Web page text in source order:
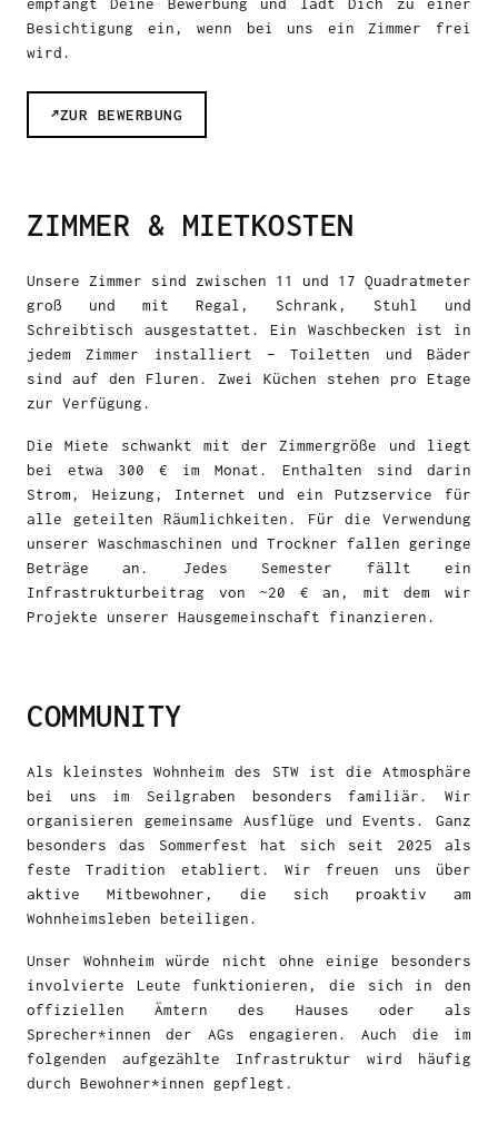
Besichtigung ein, wenn bei uns ein Zimmer frei
wird.
↗ZUR BEWERBUNG
ZIMMER & MIETKOSTEN
Unsere Zimmer sind zwischen 11 und 17 Quadratmeter
groß und mit Regal, Schrank, Stuhl und
Schreibtisch ausgestattet. Ein Waschbecken ist in
jedem Zimmer installiert – Toiletten und Bäder
sind auf den Fluren. Zwei Küchen stehen pro Etage
zur Verfügung.
Die Miete schwankt mit der Zimmergröße und liegt
bei etwa 300 € im Monat. Enthalten sind darin
Strom, Heizung, Internet und ein Putzservice für
alle geteilten Räumlichkeiten. Für die Verwendung
unserer Waschmaschinen und Trockner fallen geringe
Beträge an. Jedes Semester fällt ein
Infrastrukturbeitrag von ~20 € an, mit dem wir
Projekte unserer Hausgemeinschaft finanzieren.
COMMUNITY
Als kleinstes Wohnheim des STW ist die Atmosphäre
bei uns im Seilgraben besonders familiär. Wir
organisieren gemeinsame Ausflüge und Events. Ganz
besonders das Sommerfest hat sich seit 2025 als
feste Tradition etabliert. Wir freuen uns über
aktive Mitbewohner, die sich proaktiv am
Wohnheimsleben beteiligen.
Unser Wohnheim würde nicht ohne einige besonders
involvierte Leute funktionieren, die sich in den
offiziellen Ämtern des Hauses oder als
Sprecher*innen der AGs engagieren. Auch die im
folgenden aufgezählte Infrastruktur wird häufig
durch Bewohner*innen gepflegt.